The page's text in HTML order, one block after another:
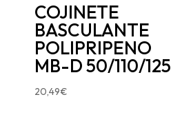
COJINETE
BASCULANTE
POLIPRIPENO
MB-D 50/110/125
20,49€